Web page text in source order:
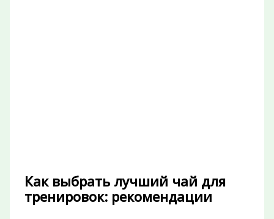
Как выбрать лучший чай для
тренировок: рекомендации